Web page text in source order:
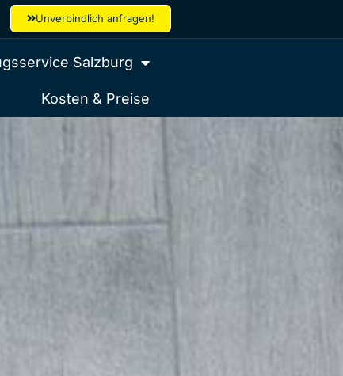
Unverbindlich anfragen!
Salzburg
Kosten & Preise